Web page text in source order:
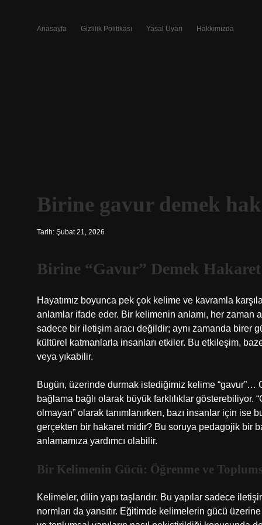
Anasayfa Gizlilik Politikası Yasal Uyarı Hakkımızda
Birine gavur demek
Tarih: Şubat 21, 2026
Birine “Gavur” Demek
Hayatımız boyunca pek çok kelime ve kavramla
anlamlar ifade eder. Bir kelimenin anlamı, her
sadece bir iletişim aracı değildir; aynı zamanda birer
kültürel katmanlarla insanları etkiler. Bu etkileşim,
veya yıkabilir.
Bugün, üzerinde durmak istediğimiz kelime “gavur”…
bağlama bağlı olarak büyük farklılıklar gösterebiliyor.
olmayan” olarak tanımlanırken, bazı insanlar için ise
gerçekten bir hakaret midir? Bu soruya pedagojik bir
anlamamıza yardımcı olabilir.
Bir Kelimenin Gücü: Öğrenme ve
Kelimeler, dilin yapı taşlarıdır. Bu yapılar sadece
normları da yansıtır. Eğitimde kelimelerin gücü